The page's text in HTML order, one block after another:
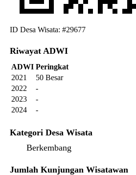
ID Desa Wisata: #29677
Riwayat ADWI
ADWI Peringkat
2021
50 Besar
2022
-
2023
-
2024
-
Kategori Desa Wisata
Berkembang
Jumlah Kunjungan Wisatawan